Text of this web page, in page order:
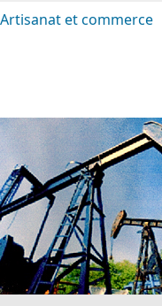
Artisanat et commerce